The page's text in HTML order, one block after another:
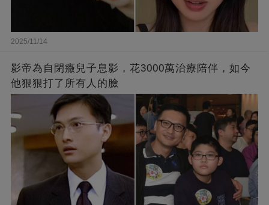
2025/11/14
影帝為自閉癥兒子息影，花3000萬治療陪伴，如今
他狠狠打了所有人的臉